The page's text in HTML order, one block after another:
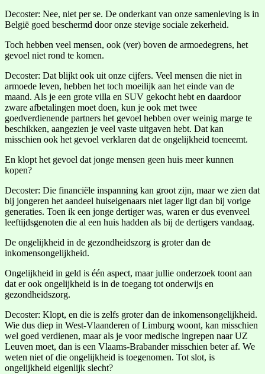
Decoster: Nee, niet per se. De onderkant van onze samenleving is in
België goed beschermd door onze stevige sociale zekerheid.
Toch hebben veel mensen, ook (ver) boven de armoedegrens, het
gevoel niet rond te komen.
Decoster: Dat blijkt ook uit onze cijfers. Veel mensen die niet in
armoede leven, hebben het toch moeilijk aan het einde van de
maand. Als je een grote villa en SUV gekocht hebt en daardoor
zware afbetalingen moet doen, kun je ook met twee
goedverdienende partners het gevoel hebben over weinig marge te
beschikken, aangezien je veel vaste uitgaven hebt. Dat kan
misschien ook het gevoel verklaren dat de ongelijkheid toeneemt.
En klopt het gevoel dat jonge mensen geen huis meer kunnen
kopen?
Decoster: Die financiële inspanning kan groot zijn, maar we zien dat
bij jongeren het aandeel huiseigenaars niet lager ligt dan bij vorige
generaties. Toen ik een jonge dertiger was, waren er dus evenveel
leeftijdsgenoten die al een huis hadden als bij de dertigers vandaag.
De ongelijkheid in de gezondheidszorg is groter dan de
inkomensongelijkheid.
Ongelijkheid in geld is één aspect, maar jullie onderzoek toont aan
dat er ook ongelijkheid is in de toegang tot onderwijs en
gezondheidszorg.
Decoster: Klopt, en die is zelfs groter dan de inkomensongelijkheid.
Wie dus diep in West-Vlaanderen of Limburg woont, kan misschien
wel goed verdienen, maar als je voor medische ingrepen naar UZ
Leuven moet, dan is een Vlaams-Brabander misschien beter af. We
weten niet of die ongelijkheid is toegenomen. Tot slot, is
ongelijkheid eigenlijk slecht?